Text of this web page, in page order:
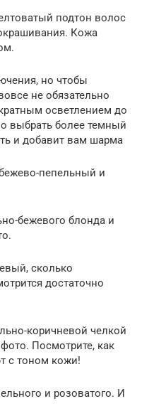
подтон волос
Кожа
но чтобы
не обязательно
осветлением до
выбрать более темный
и добавит вам шарма
пепельный и
бежевого блонда и
сколько
достаточно
коричневой челкой
Посмотрите, как
с тоном кожи!
и розоватого. И